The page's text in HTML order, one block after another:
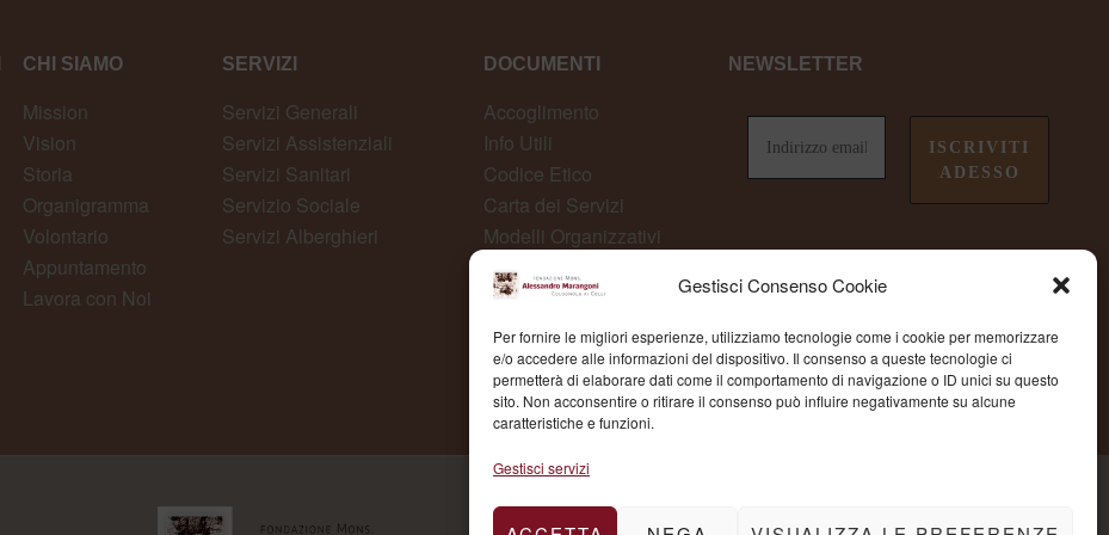
Gestisci Consenso Cookie
Per fornire le migliori esperienze, utilizziamo tecnologie come i cookie per memorizzare
e/o accedere alle informazioni del dispositivo. Il consenso a queste tecnologie ci
permetterà di elaborare dati come il comportamento di navigazione o ID unici su questo
sito. Non acconsentire o ritirare il consenso può influire negativamente su alcune
caratteristiche e funzioni.
Gestisci servizi
CHI SIAMO
Mission
Vision
Storia
Organigramma
Volontario
Appuntamento
Lavora con Noi
SERVIZI
Servizi Generali
Servizi Assistenziali
Servizi Sanitari
Servizio Sociale
Servizi Alberghieri
DOCUMENTI
Accoglimento
Info Utili
Codice Etico
Carta dei Servizi
Modelli Organizzativi
Whistleblowing
NEWSLETTER
non perderti le ultime novità da